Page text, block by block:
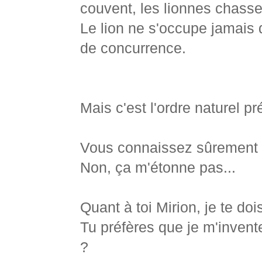
couvent, les lionnes
Le lion ne s'occupe jamais
de concurrence.
Mais c'est l'ordre naturel
Vous connaissez
Non, ça m'étonne pas...
Quant à toi Mirion, je te
Tu préfères que je
?